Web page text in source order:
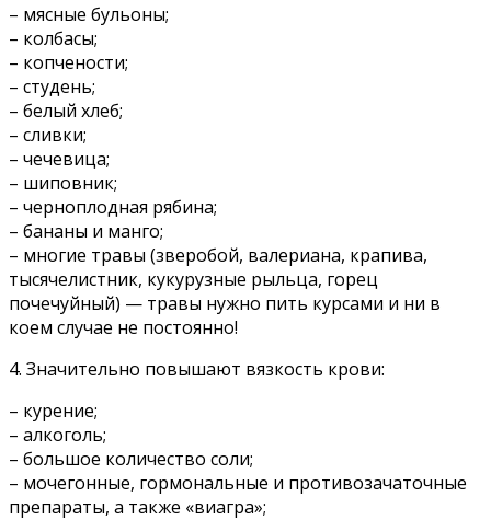
– мясные бульоны;
– колбасы;
– копчености;
– студень;
– белый хлеб;
– сливки;
– чечевица;
– шиповник;
– черноплодная рябина;
– бананы и манго;
– многие травы (зверобой, валериана, крапива,
тысячелистник, кукурузные рыльца, горец
почечуйный) — травы нужно пить курсами и ни в
коем случае не постоянно!
4. Значительно повышают вязкость крови:
– курение;
– алкоголь;
– большое количество соли;
– мочегонные, гормональные и противозачаточные
препараты, а также «виагра»;